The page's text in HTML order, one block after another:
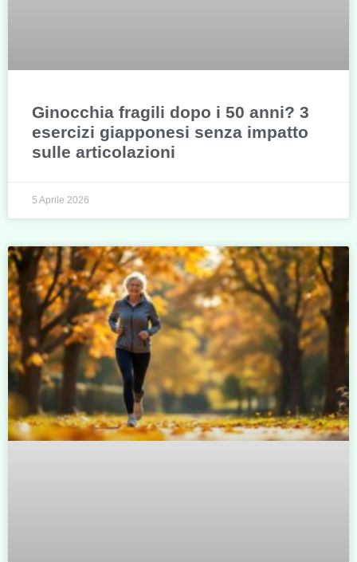
Ginocchia fragili dopo i 50 anni? 3
esercizi giapponesi senza impatto
sulle articolazioni
5 Aprile 2026